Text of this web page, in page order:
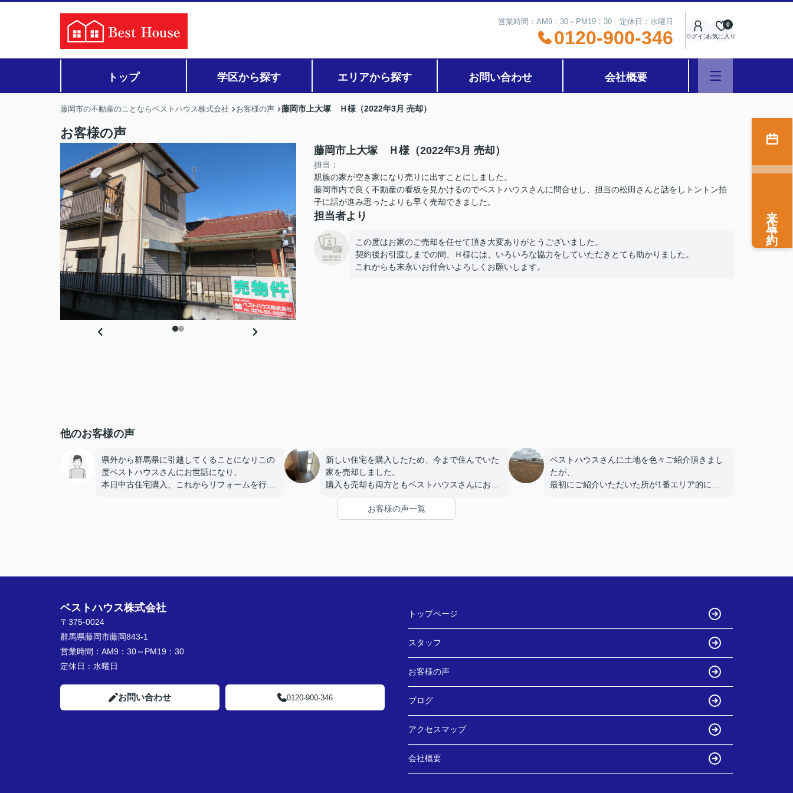
営業時間：AM9：30～PM19：30 定休日：水曜日
0120-900-346 ログインお気に入り
0
トップ 学区から探す エリアから探す お問い合わせ 会社概要
藤岡市の不動産のことならベストハウス株式会社 お客様の声 藤岡市上大塚 Ｈ様（2022年3月 売却）
お客様の声
藤岡市上大塚 Ｈ様（2022年3月 売却）
担当：
親族の家が空き家になり売りに出すことにしました。
藤岡市内で良く不動産の看板を見かけるのでベストハウスさんに問合せし、担当の松田さんと話をしトントン拍
子に話が進み思ったよりも早く売却できました。
担当者より
この度はお家のご売却を任せて頂き大変ありがとうございました。
契約後お引渡しまでの間、Ｈ様には、いろいろな協力をしていただきとても助かりました。
これからも末永いお付合いよろしくお願いします。
他のお客様の声
県外から群馬県に引越してくることになりこの
度ベストハウスさんにお世話になり、
本日中古住宅購入、これからリフォームを行い
新しい住宅を購入したため、今まで住んでいた
家を売却しました。
購入も売却も両方ともベストハウスさんにお任
せして正解でした(^^♪
ベストハウスさんに土地を色々ご紹介頂きまし
たが、
最初にご紹介いただいた所が1番エリア的に良
お客様の声一覧
来店予約
ベストハウス株式会社
〒375-0024
群馬県藤岡市藤岡843-1
営業時間： AM9：30～PM19：30
定休日： 水曜日
お問い合わせ 0120-900-346
トップページ
スタッフ
お客様の声
ブログ
アクセスマップ
会社概要